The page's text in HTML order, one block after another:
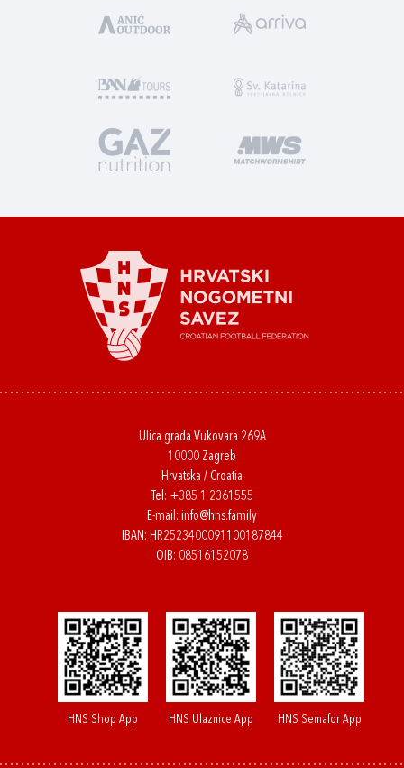
Ulica grada Vukovara 269A
10000 Zagreb
Hrvatska / Croatia
Tel: +385 1 2361555
E-mail: info@hns.family
IBAN: HR2523400091100187844
OIB: 08516152078
HNS Shop App HNS Ulaznice App HNS Semafor App